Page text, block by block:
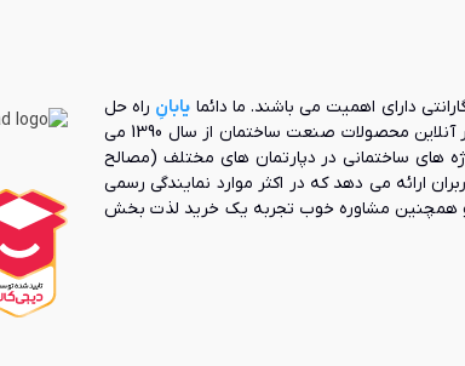
دارای اهمیت می باشند. ما دائما یابانِ راه حل
بنیانگذار بازار آنلاین محصولات صنعت ساختمان از سال 1390 می
ساختمانی در دپارتمان های مختلف (مصالح
ارائه می دهد که در اکثر موارد نمایندگی رسمی
و همچنین مشاوره خوب تجربه یک خرید لذت بخش